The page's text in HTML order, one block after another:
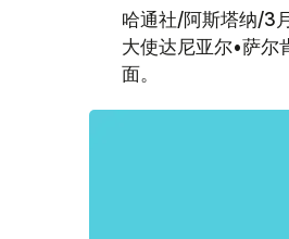
哈通社/阿斯塔纳/3
大使达尼亚尔•萨尔
面。